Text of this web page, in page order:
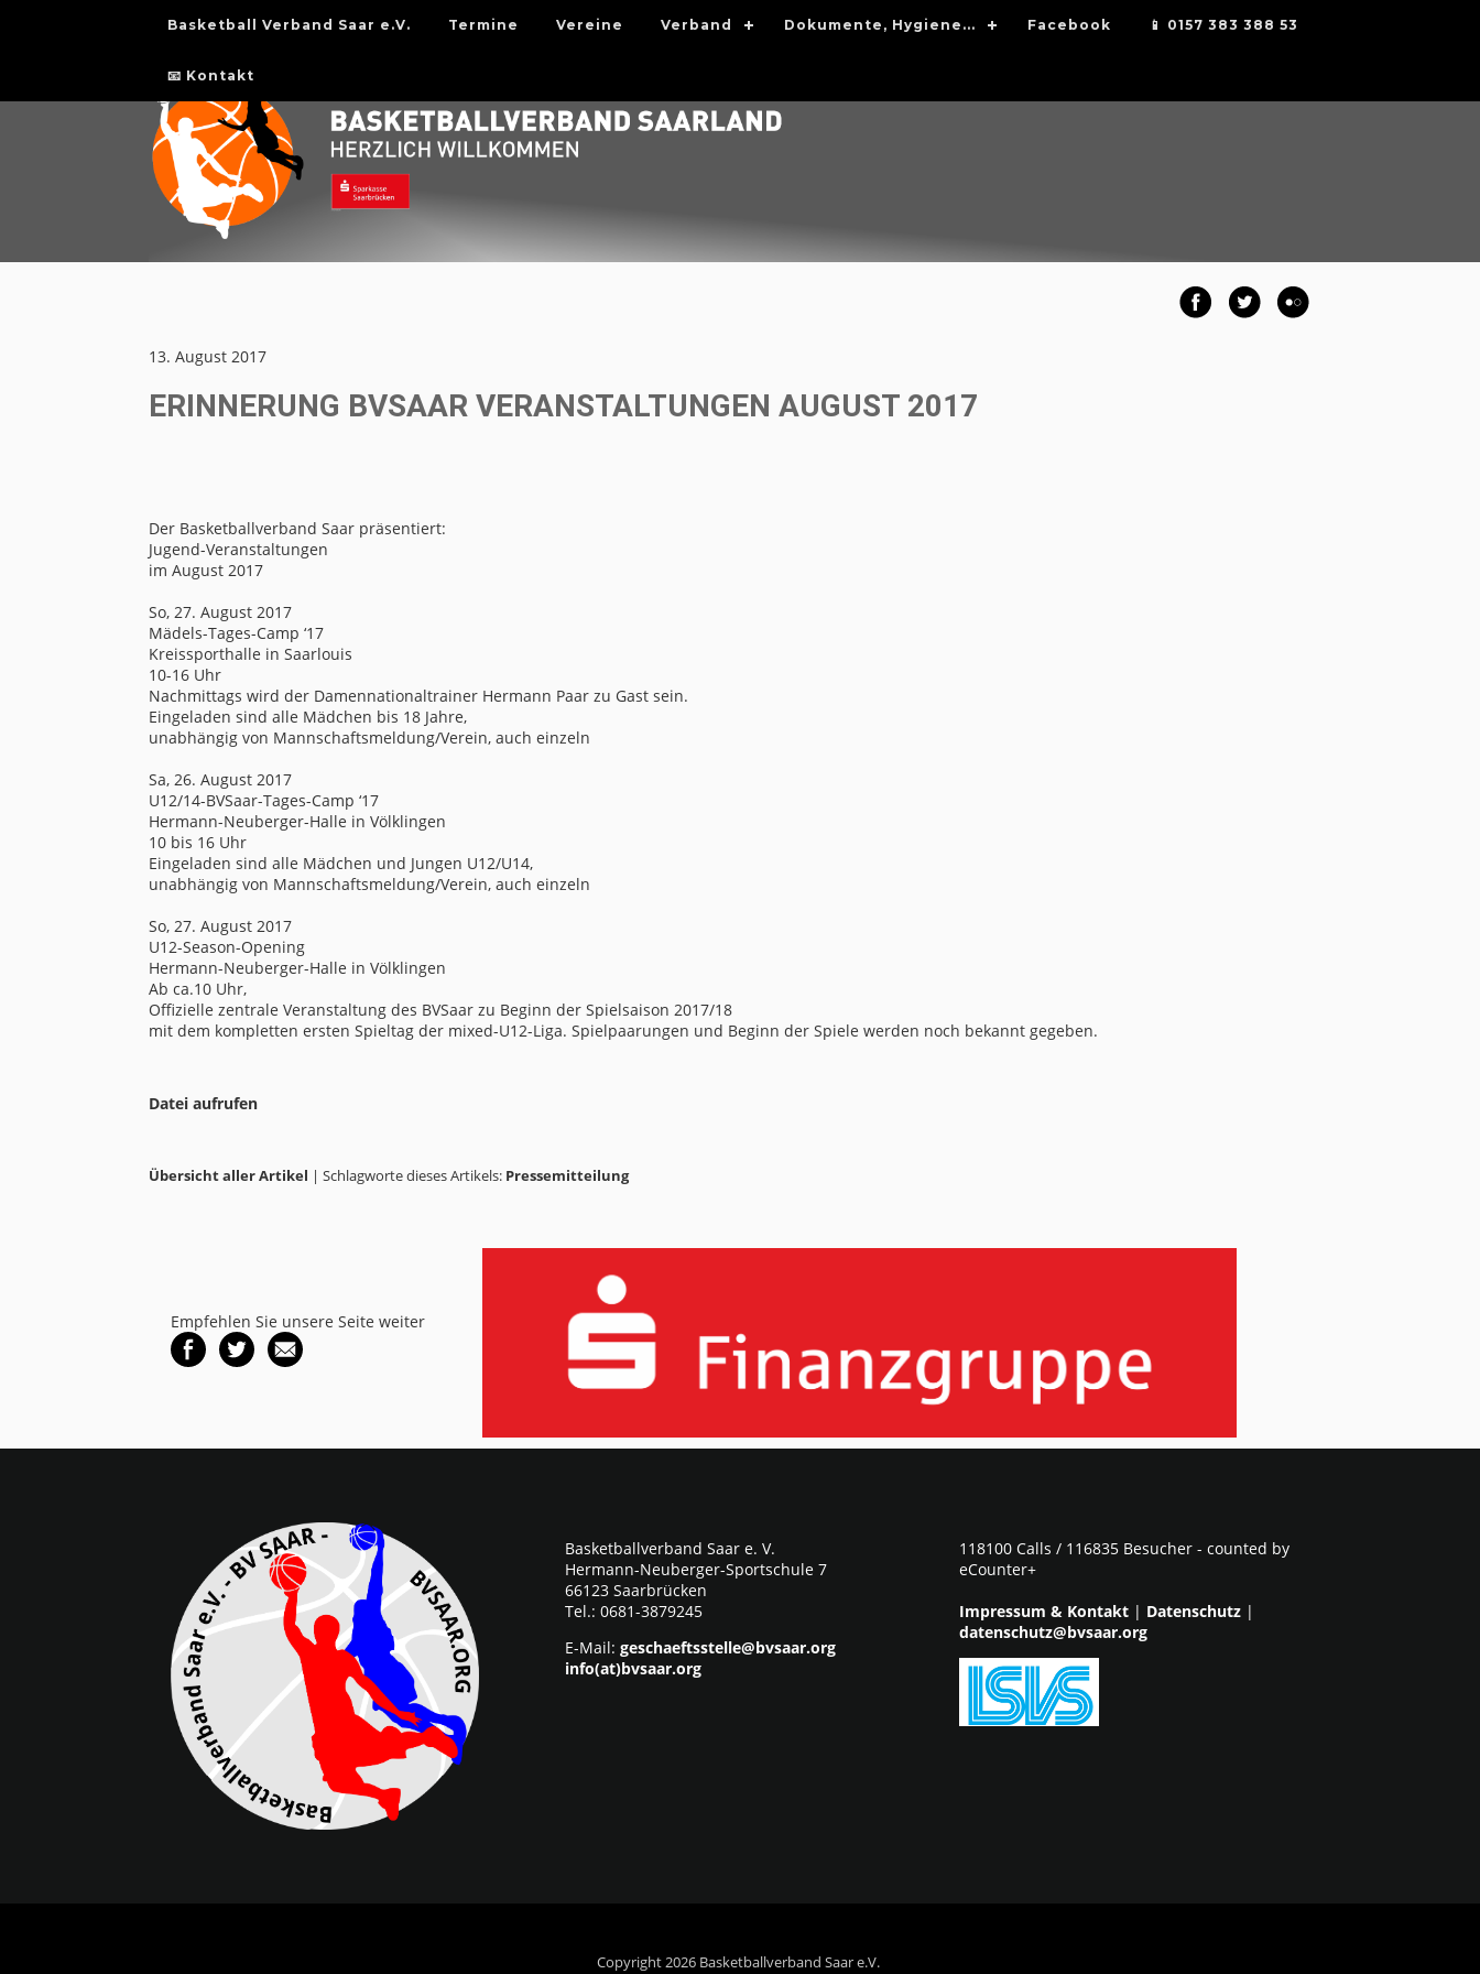
Basketball Verband Saar e.V. Termine Vereine Verband Dokumente, Hygiene... Facebook 📱 0157 383 388 53
📧 Kontakt
13. August 2017
ERINNERUNG BVSAAR VERANSTALTUNGEN AUGUST 2017
Der Basketballverband Saar präsentiert:
Jugend-Veranstaltungen
im August 2017
So, 27. August 2017
Mädels-Tages-Camp ‘17
Kreissporthalle in Saarlouis
10-16 Uhr
Nachmittags wird der Damennationaltrainer Hermann Paar zu Gast sein.
Eingeladen sind alle Mädchen bis 18 Jahre,
unabhängig von Mannschaftsmeldung/Verein, auch einzeln
Sa, 26. August 2017
U12/14-BVSaar-Tages-Camp ‘17
Hermann-Neuberger-Halle in Völklingen
10 bis 16 Uhr
Eingeladen sind alle Mädchen und Jungen U12/U14,
unabhängig von Mannschaftsmeldung/Verein, auch einzeln
So, 27. August 2017
U12-Season-Opening
Hermann-Neuberger-Halle in Völklingen
Ab ca.10 Uhr,
Offizielle zentrale Veranstaltung des BVSaar zu Beginn der Spielsaison 2017/18
mit dem kompletten ersten Spieltag der mixed-U12-Liga. Spielpaarungen und Beginn der Spiele werden noch bekannt gegeben.
Datei aufrufen
Übersicht aller Artikel | Schlagworte dieses Artikels: Pressemitteilung
Empfehlen Sie unsere Seite weiter
Basketballverband Saar e. V.
Hermann-Neuberger-Sportschule 7
66123 Saarbrücken
Tel.: 0681-3879245
E-Mail: geschaeftsstelle@bvsaar.org
info(at)bvsaar.org
118100 Calls / 116835 Besucher - counted by
eCounter+
Impressum & Kontakt | Datenschutz |
datenschutz@bvsaar.org
Copyright 2026 Basketballverband Saar e.V.